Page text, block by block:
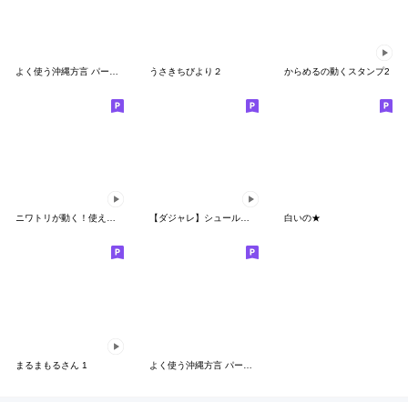
うさきちびより２ からめるの動くスタンプ2
ニワトリが動く！使える動き集 【ダジャレ】シュールなウサギ 白いの★
まるまもるさん 1